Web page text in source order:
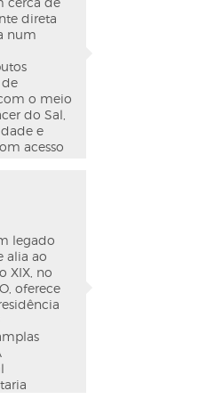
ótica
Ideal
é um
direta
num
o meio
do Sal,
e
acesso
e meia.
o
turística,
e
legado
alia ao
XIX, no
oferece